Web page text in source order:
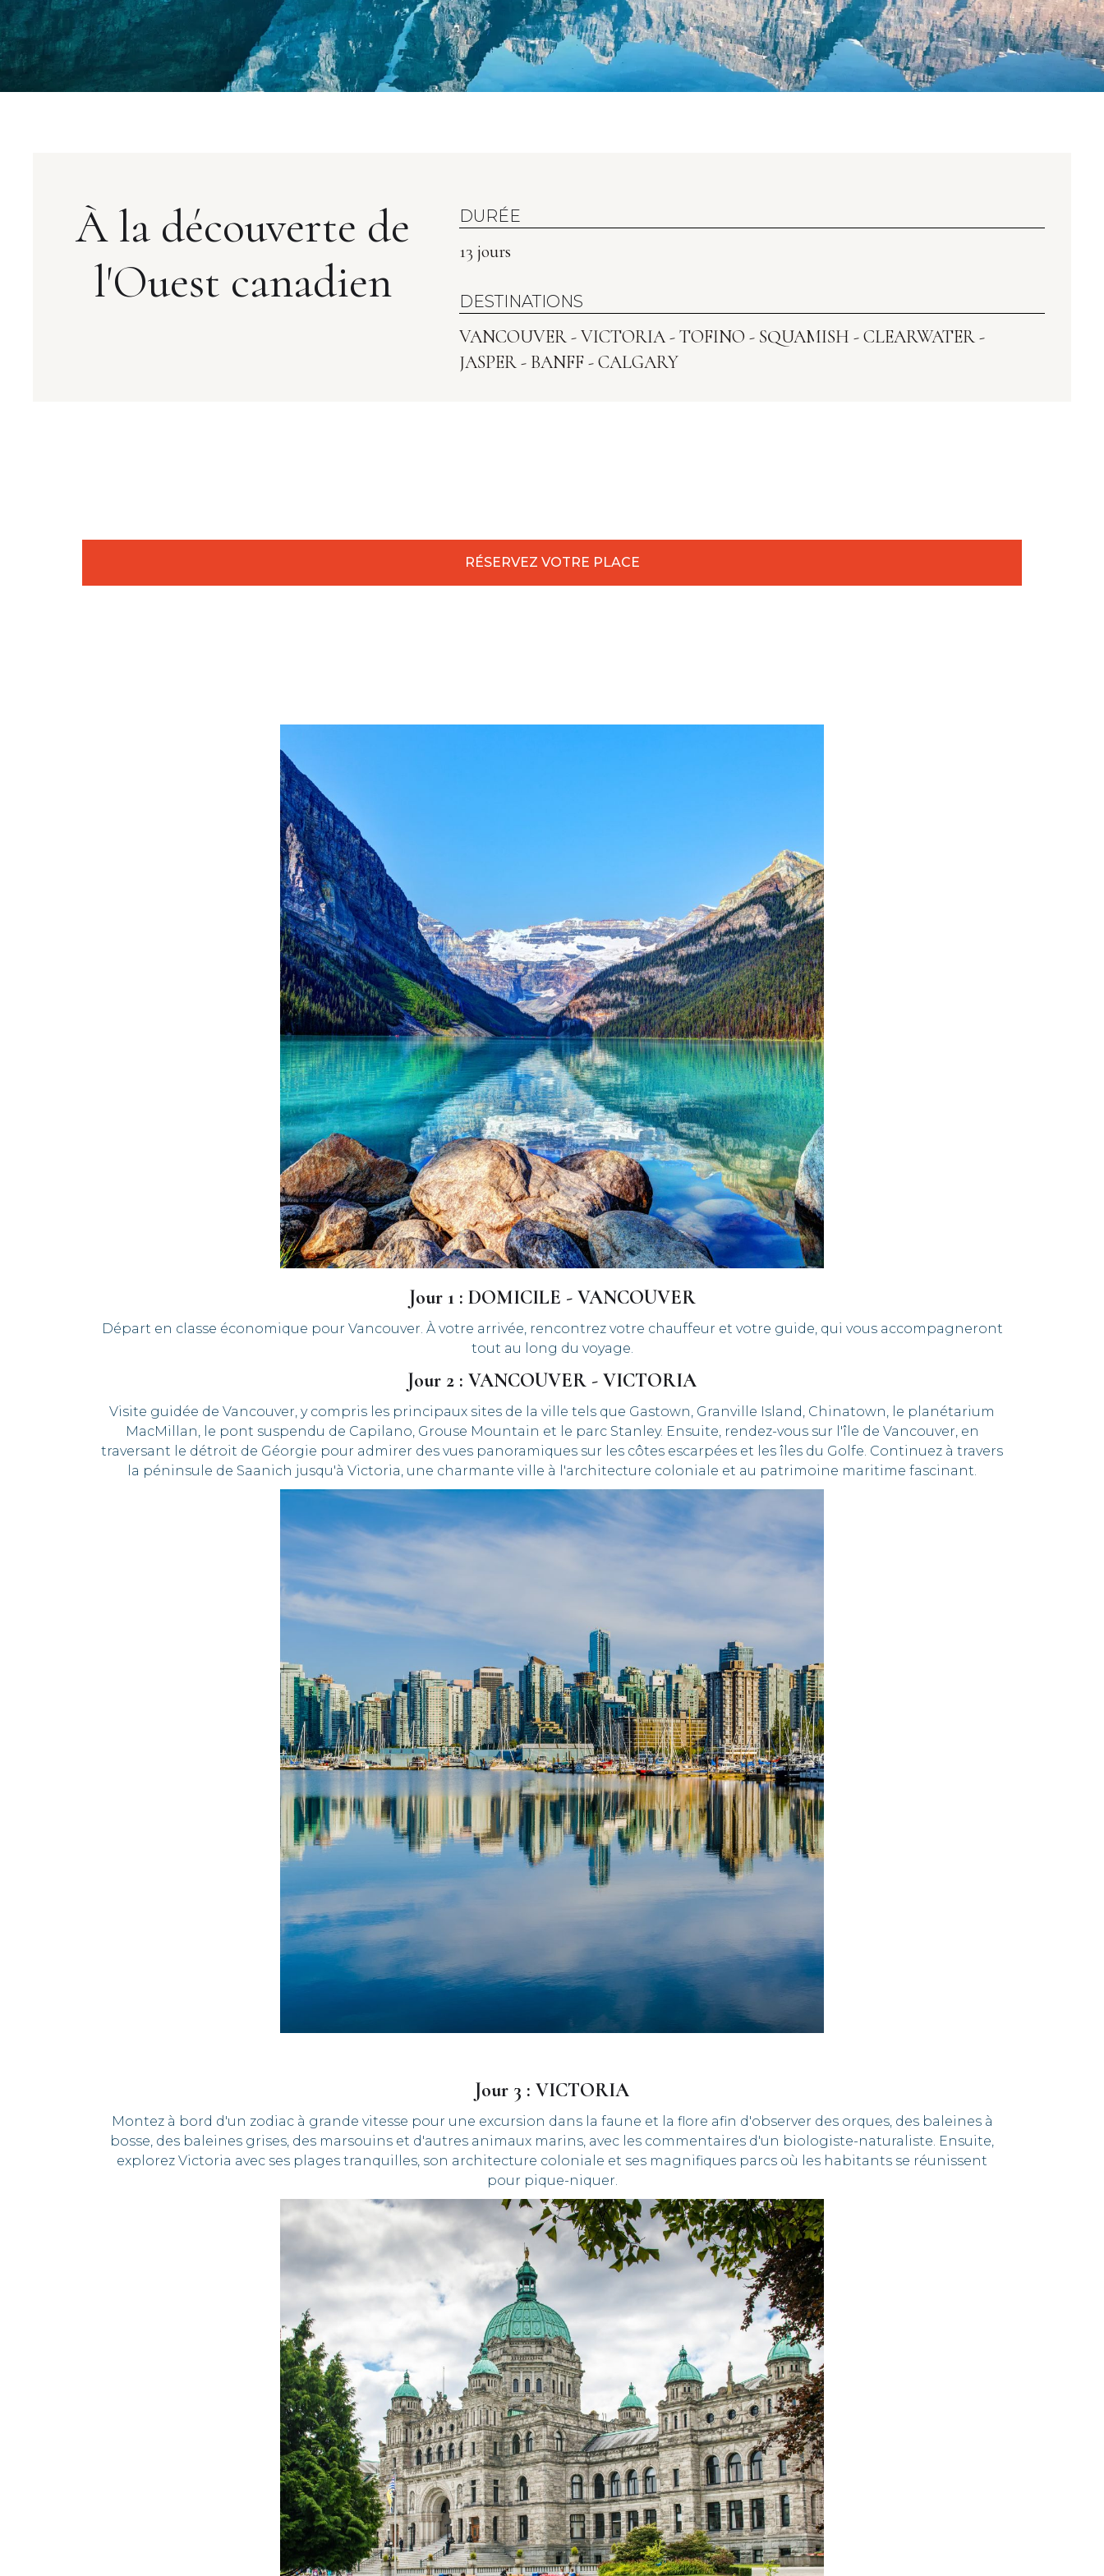
À la découverte de
l'Ouest canadien
DURÉE
13 jours
DESTINATIONS
VANCOUVER - VICTORIA - TOFINO - SQUAMISH - CLEARWATER -
JASPER - BANFF - CALGARY
RÉSERVEZ VOTRE PLACE
Jour 1 : DOMICILE - VANCOUVER
Départ en classe économique pour Vancouver. À votre arrivée, rencontrez votre chauffeur et votre guide, qui vous accompagneront
tout au long du voyage.
Jour 2 : VANCOUVER - VICTORIA
Visite guidée de Vancouver, y compris les principaux sites de la ville tels que Gastown, Granville Island, Chinatown, le planétarium
MacMillan, le pont suspendu de Capilano, Grouse Mountain et le parc Stanley. Ensuite, rendez-vous sur l'île de Vancouver, en
traversant le détroit de Géorgie pour admirer des vues panoramiques sur les côtes escarpées et les îles du Golfe. Continuez à travers
la péninsule de Saanich jusqu'à Victoria, une charmante ville à l'architecture coloniale et au patrimoine maritime fascinant.
Jour 3 : VICTORIA
Montez à bord d'un zodiac à grande vitesse pour une excursion dans la faune et la flore afin d'observer des orques, des baleines à
bosse, des baleines grises, des marsouins et d'autres animaux marins, avec les commentaires d'un biologiste-naturaliste. Ensuite,
explorez Victoria avec ses plages tranquilles, son architecture coloniale et ses magnifiques parcs où les habitants se réunissent
pour pique-niquer.